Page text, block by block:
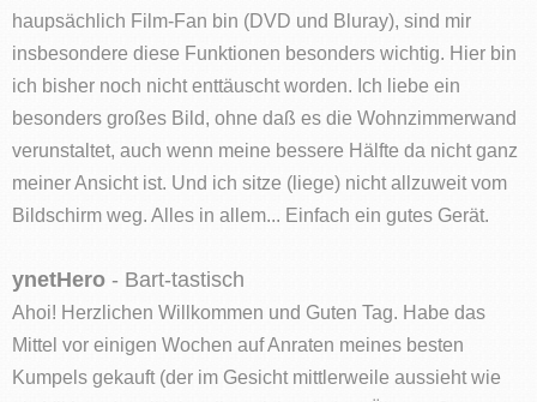
haupsächlich Film-Fan bin (DVD und Bluray), sind mir
insbesondere diese Funktionen besonders wichtig. Hier bin
ich bisher noch nicht enttäuscht worden. Ich liebe ein
besonders großes Bild, ohne daß es die Wohnzimmerwand
verunstaltet, auch wenn meine bessere Hälfte da nicht ganz
meiner Ansicht ist. Und ich sitze (liege) nicht allzuweit vom
Bildschirm weg. Alles in allem... Einfach ein gutes Gerät.
ynetHero - Bart-tastisch
Ahoi! Herzlichen Willkommen und Guten Tag. Habe das
Mittel vor einigen Wochen auf Anraten meines besten
Kumpels gekauft (der im Gesicht mittlerweile aussieht wie